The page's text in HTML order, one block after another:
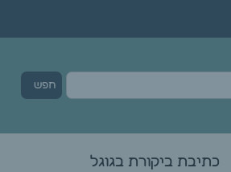
חפש
כתיבת ביקורת בגוגל